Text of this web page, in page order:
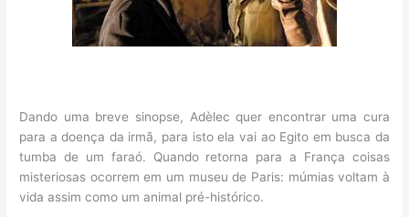
Dando uma breve sinopse, Adèlec quer encontrar uma cura
para a doença da irmã, para isto ela vai ao Egito em busca da
tumba de um faraó. Quando retorna para a França coisas
misteriosas ocorrem em um museu de Paris: múmias voltam à
vida assim como um animal pré-histórico.